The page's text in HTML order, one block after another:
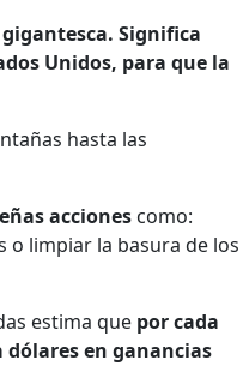
Significa
Unidos, para que la
hasta las
acciones como:
o limpiar la basura de los
estima que por cada
en ganancias